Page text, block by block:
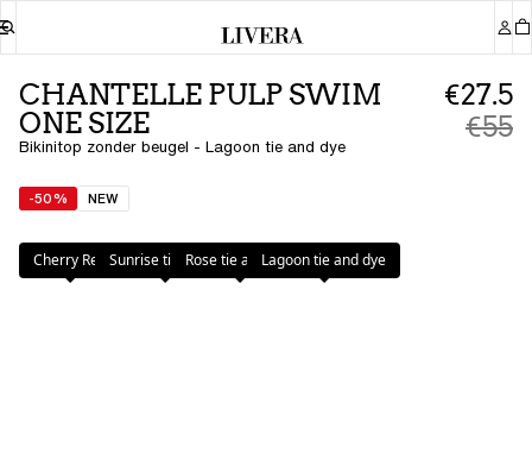
CHANTELLE PULP SWIM
ONE SIZE
Bikinitop zonder beugel - Lagoon tie and dye
€27.5
€55
-50% NEW
Kleur:Lagoon tie and dye
Cherry Red Sunrise tie & dyeRose tie and dyeLagoon tie and dye